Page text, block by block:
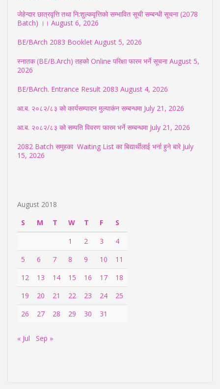
जेहेन्दार छात्रवृत्ति तथा नि:शुल्कवृत्तिको सम्भावित सूची सम्बन्धी सूचना (2078
Batch) ।। August 6, 2026
BE/BArch 2083 Booklet August 5, 2026
स्नातक (BE/B.Arch) तहको Online परिक्षा फारम भर्ने सूचना August 5,
2026
BE/BArch. Entrance Result 2083 August 4, 2026
आ.ब. २०८२/८३ को कार्यसम्पादन मुल्याकंन सम्बन्धमा July 21, 2026
आ.ब. २०८२/८३ को सम्पति विवरण फारम भर्ने सम्बन्धमा July 21, 2026
2082 Batch समुहका Waiting List का बिद्यार्थीलाई भर्ना हुने बारे July
15, 2026
August 2018
S
M T W T F
S
1
2 3
4
5
6 7 8 9 10
11
12
13 14 15 16 17
18
19
20 21 22 23 24
25
26
27 28 29 30 31
« Jul Sep »